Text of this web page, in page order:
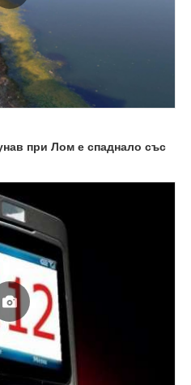
при Лом е спаднало със